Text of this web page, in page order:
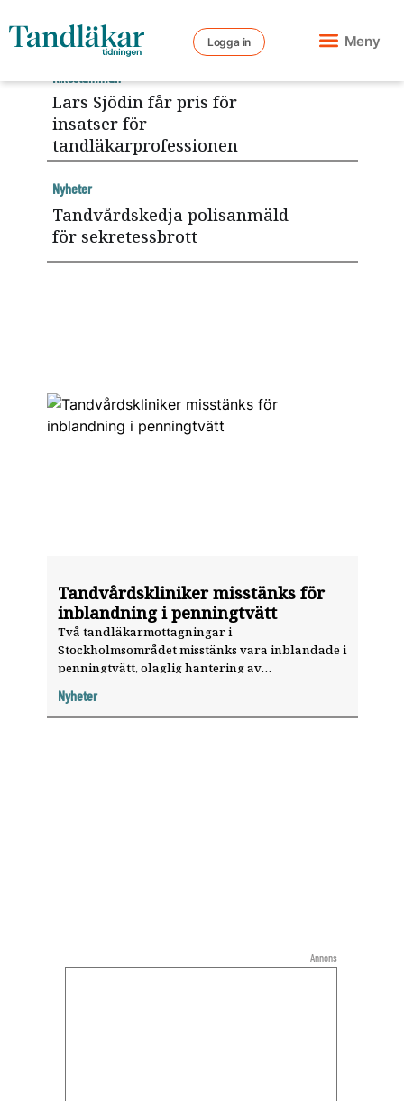
Logga in Meny
Tandvårdskliniker misstänks för
inblandning i penningtvätt
Två tandläkarmottagningar i
Stockholmsområdet misstänks vara inblandade i
penningtvätt, olaglig hantering av
Två män sitter häktade i väntan på åtal. Båda
förnekar brott.
Nyheter
Lars Sjödin får pris för
insatser för
tandläkarprofessionen
Riksstämman
Tandvårdskedja polisanmäld
för sekretessbrott
Nyheter
Annons